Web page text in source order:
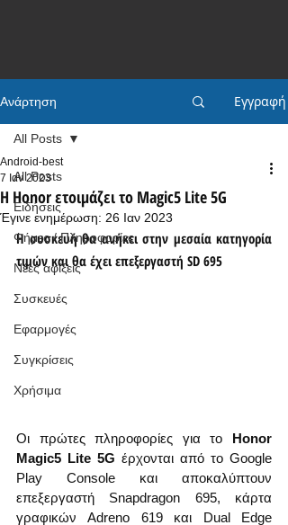
Ανάρτηση Εγγραφή
All Posts
Ειδήσεις
Φήμες / Πληροφορίες
Νέες αφίξεις
Συσκευές
Εφαρμογές
Συγκρίσεις
Χρήσιμα
All Posts
Η Honor ετοιμάζει το Magic5 Lite 5G
Android-best
7 Ιαν 2023
Έγινε ενημέρωση: 26 Ιαν 2023
Η συσκευή θα ανήκει στην μεσαία κατηγορία
τιμών και θα έχει επεξεργαστή SD 695
Οι πρώτες πληροφορίες για το Honor
Magic5 Lite 5G έρχονται από το Google
Play Console και αποκαλύπτουν
επεξεργαστή Snapdragon 695, κάρτα
γραφικών Adreno 619 και Dual Edge